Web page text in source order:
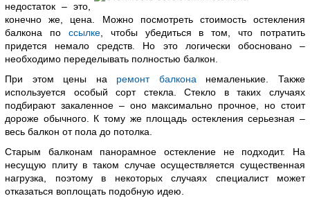
недостаток – это,
конечно же, цена. Можно посмотреть стоимость остекления
балкона по ссылке, чтобы убедиться в том, что потратить
придется немало средств. Но это логически обосновано –
необходимо переделывать полностью балкон.
При этом цены на ремонт балкона немаленькие. Также
используется особый сорт стекла. Стекло в таких случаях
подбирают закаленное – оно максимально прочное, но стоит
дороже обычного. К тому же площадь остекления серьезная –
весь балкон от пола до потолка.
Старым балконам панорамное остекление не подходит. На
несущую плиту в таком случае осуществляется существенная
нагрузка, поэтому в некоторых случаях специалист может
отказаться воплощать подобную идею.